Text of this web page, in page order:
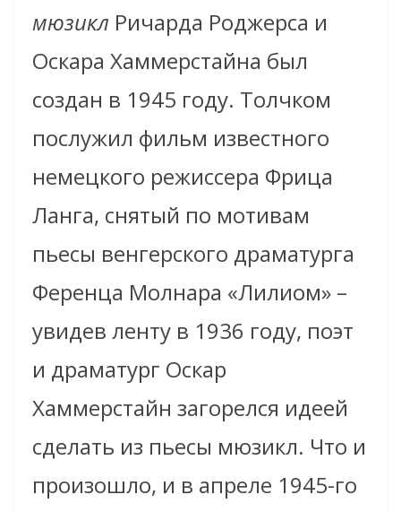
мюзикл Ричарда Роджерса и
Оскара Хаммерстайна был
создан в 1945 году. Толчком
послужил фильм известного
немецкого режиссера Фрица
Ланга, снятый по мотивам
пьесы венгерского драматурга
Ференца Молнара «Лилиом» –
увидев ленту в 1936 году, поэт
и драматург Оскар
Хаммерстайн загорелся идеей
сделать из пьесы мюзикл. Что и
произошло, и в апреле 1945-го